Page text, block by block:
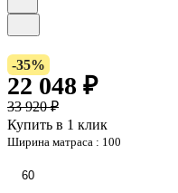
-35%
22 048 ₽
33 920 ₽
Купить в 1 клик
Ширина матраса : 100
60